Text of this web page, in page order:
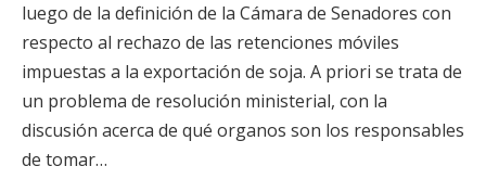
luego de la definición de la Cámara de Senadores con
respecto al rechazo de las retenciones móviles
impuestas a la exportación de soja. A priori se trata de
un problema de resolución ministerial, con la
discusión acerca de qué organos son los responsables
de tomar…